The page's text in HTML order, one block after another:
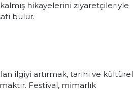
hikayelerini ziyaretçileriyle
bulur.
ilgiyi artırmak, tarihi ve kültürel
Festival, mimarlık